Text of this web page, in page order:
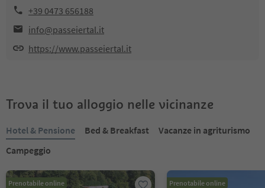
+39 0473 656188
info@passeiertal.it
https://www.passeiertal.it
Trova il tuo alloggio nelle vicinanze
Hotel & Pensione Bed & Breakfast
Vacanze in agriturismo
Campeggio
Prenotabile online Prenotabile online